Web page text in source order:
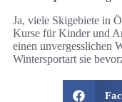
Ja, viele Skigebiete in
Kurse für Kinder und
einen unvergesslichen
Wintersportart sie